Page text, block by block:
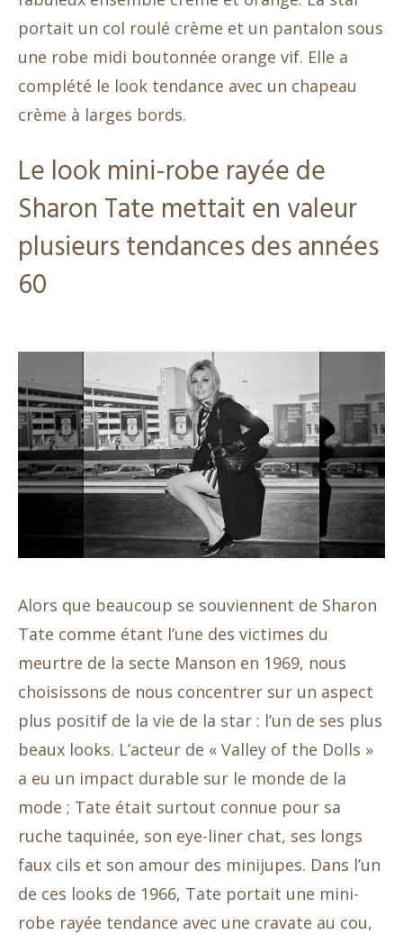
portait un col roulé crème et un pantalon sous
une robe midi boutonnée orange vif. Elle a
complété le look tendance avec un chapeau
crème à larges bords.
Le look mini-robe rayée de
Sharon Tate mettait en valeur
plusieurs tendances des années
60
Alors que beaucoup se souviennent de Sharon
Tate comme étant l’une des victimes du
meurtre de la secte Manson en 1969, nous
choisissons de nous concentrer sur un aspect
plus positif de la vie de la star : l’un de ses plus
beaux looks. L’acteur de « Valley of the Dolls »
a eu un impact durable sur le monde de la
mode ; Tate était surtout connue pour sa
ruche taquinée, son eye-liner chat, ses longs
faux cils et son amour des minijupes. Dans l’un
de ces looks de 1966, Tate portait une mini-
robe rayée tendance avec une cravate au cou,